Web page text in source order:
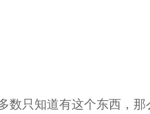
数只知道有这个东西，那